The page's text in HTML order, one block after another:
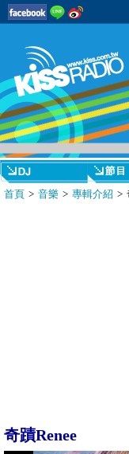
首頁 > 音樂 > 專輯介紹 >
奇蹟Renee